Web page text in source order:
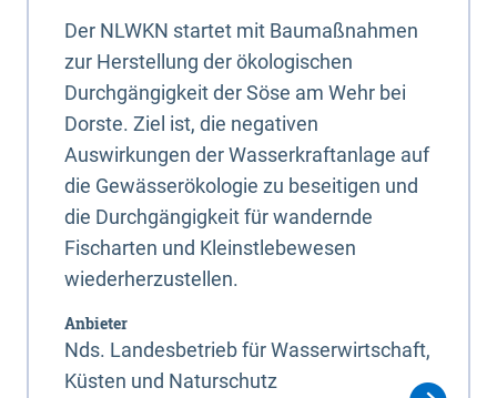
Der NLWKN startet mit Baumaßnahmen
zur Herstellung der ökologischen
Durchgängigkeit der Söse am Wehr bei
Dorste. Ziel ist, die negativen
Auswirkungen der Wasserkraftanlage auf
die Gewässerökologie zu beseitigen und
die Durchgängigkeit für wandernde
Fischarten und Kleinstlebewesen
wiederherzustellen.
Anbieter
Nds. Landesbetrieb für Wasserwirtschaft,
Küsten und Naturschutz